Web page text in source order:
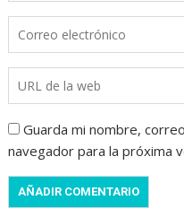
Guarda mi nombre,
navegador para la próxima